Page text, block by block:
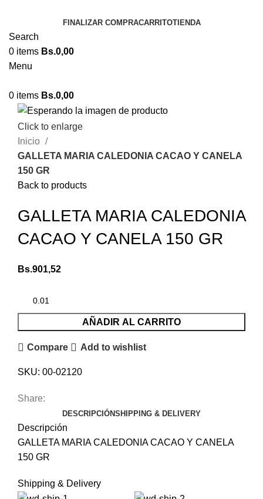
FINALIZAR COMPRACARRITOTIENDA
Search
0 items Bs.0,00
Menu
0 items Bs.0,00
Click to enlarge
Inicio
GALLETA MARIA CALEDONIA CACAO Y CANELA
150 GR
Back to products
GALLETA MARIA CALEDONIA
CACAO Y CANELA 150 GR
Bs.901,52
AÑADIR AL CARRITO
Compare Add to wishlist
SKU: 00-02120
Share:
DESCRIPCIÓNSHIPPING & DELIVERY
Descripción
GALLETA MARIA CALEDONIA CACAO Y CANELA
150 GR
Shipping & Delivery